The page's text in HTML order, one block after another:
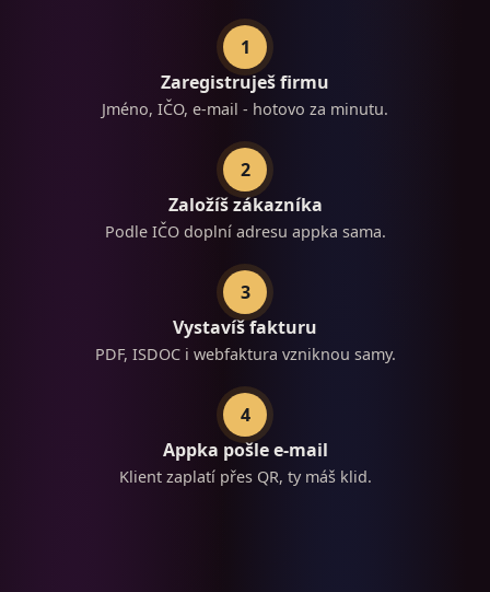
1
Zaregistruješ firmu
Jméno, IČO, e-mail - hotovo za minutu.
2
Založíš zákazníka
Podle IČO doplní adresu appka sama.
3
Vystavíš fakturu
PDF, ISDOC i webfaktura vzniknou samy.
4
Appka pošle e-mail
Klient zaplatí přes QR, ty máš klid.